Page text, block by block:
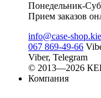
Понедельник-
Прием заказов
info@case-
067 869-49-66
Viber, Telegram
© 2013—2026
Компания